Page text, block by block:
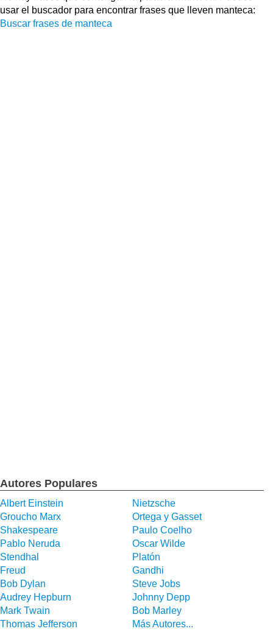
usar el buscador para encontrar frases que lleven manteca:
Buscar frases de manteca
Autores Populares
Albert Einstein
Nietzsche
Groucho Marx
Ortega y Gasset
Shakespeare
Paulo Coelho
Pablo Neruda
Oscar Wilde
Stendhal
Platón
Freud
Gandhi
Bob Dylan
Steve Jobs
Audrey Hepburn
Johnny Depp
Mark Twain
Bob Marley
Thomas Jefferson
Más Autores...